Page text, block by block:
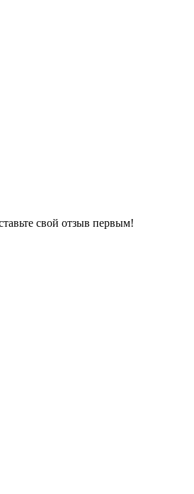
свой отзыв первым!